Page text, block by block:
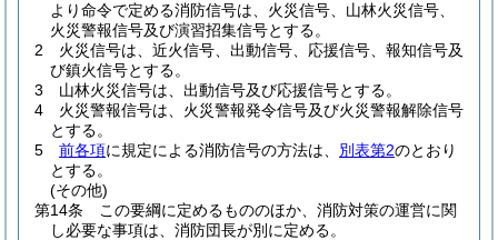
より命令で定める消防信号は、火災信号、山林火災信号、
火災警報信号及び演習招集信号とする。
2
火災信号は、近火信号、出動信号、応援信号、報知信号及
び鎮火信号とする。
3
山林火災信号は、出動信号及び応援信号とする。
4
火災警報信号は、火災警報発令信号及び火災警報解除信号
とする。
5
前各項に規定による消防信号の方法は、 別表第2のとおり
とする。
(その他)
第14条
この要綱に定めるもののほか、消防対策の運営に関
し必要な事項は、消防団長が別に定める。